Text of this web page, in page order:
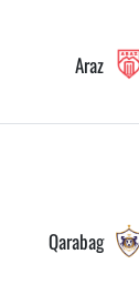
Araz
Qarabag